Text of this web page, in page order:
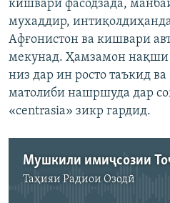
кишвари фасодзада,
мухаддир,
Афғонистон ва кишвари
мекунад. Ҳамзамон нақши
низ дар ин росто таъкид
матолиби нашршуда дар
«centrasia» зикр гардид.
Мушкили имиҷсозии
Таҳияи Радиои Озодӣ
Феълан кор